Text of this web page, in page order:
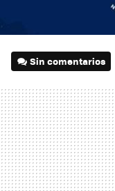
Sin comentarios